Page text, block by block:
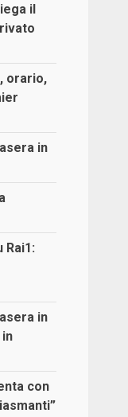
il
orario,
in
Rai1:
in
con